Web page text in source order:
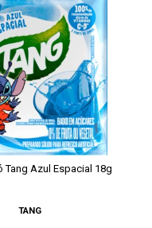
Tang Azul Espacial 18g
TANG